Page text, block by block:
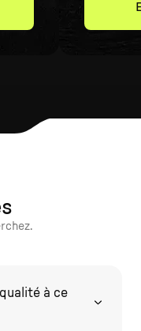
à ce